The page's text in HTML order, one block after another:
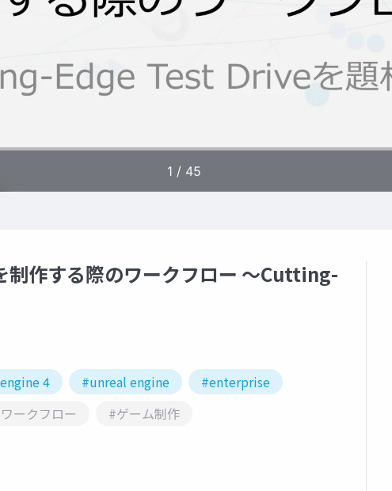
制作する際のワークフロー ～Cutting-
4 #unreal engine
#enterprise
ークフロー
#ゲーム制作